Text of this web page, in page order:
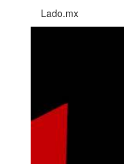
Lado.mx